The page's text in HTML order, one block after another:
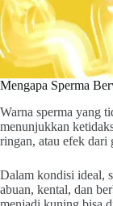
Mengapa Sperma
Warna sperma yang
menunjukkan
ringan, atau efek dari
Dalam kondisi ideal,
abuan, kental, dan